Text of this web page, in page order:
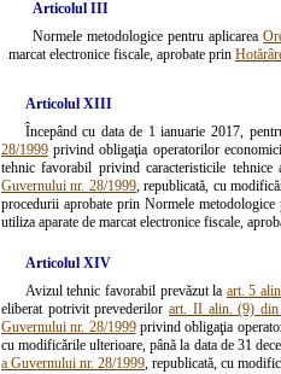
Articolul III
Normele metodologice pentru aplicarea
marcat electronice fiscale, aprobate prin
Articolul XIII
Începând cu data de 1 ianuarie 2017,
28/1999privind obligaţia operatorilor
tehnic favorabil privind caracteristicile
Guvernului nr. 28/1999, republicată, cu
procedurii aprobate prin Normele
utiliza aparate de marcat electronice fiscale,
Articolul XIV
Avizul tehnic favorabil prevăzut la art. 5
eliberat potrivit prevederilorart. II alin. (9) din
Guvernului nr. 28/1999privind obligaţia
cu modificările ulterioare, până la data de 31
a Guvernului nr. 28/1999, republicată, cu